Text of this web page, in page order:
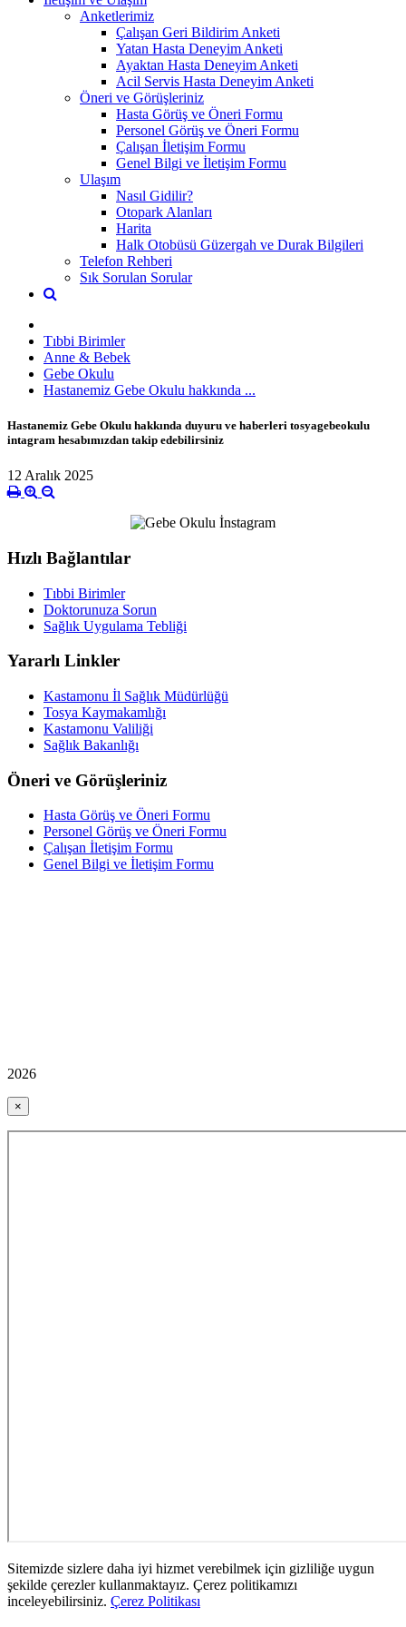
Anketlerimiz
Çalışan Geri Bildirim Anketi
Yatan Hasta Deneyim Anketi
Ayaktan Hasta Deneyim Anketi
Acil Servis Hasta Deneyim Anketi
Öneri ve Görüşleriniz
Hasta Görüş ve Öneri Formu
Personel Görüş ve Öneri Formu
Çalışan İletişim Formu
Genel Bilgi ve İletişim Formu
Ulaşım
Nasıl Gidilir?
Otopark Alanları
Harita
Halk Otobüsü Güzergah ve Durak Bilgileri
Telefon Rehberi
Sık Sorulan Sorular
Tıbbi Birimler
Anne & Bebek
Gebe Okulu
Hastanemiz Gebe Okulu hakkında ...
Hastanemiz Gebe Okulu hakkında duyuru ve haberleri tosyagebeokulu
intagram hesabımızdan takip edebilirsiniz
12 Aralık 2025
Hızlı Bağlantılar
Tıbbi Birimler
Doktorunuza Sorun
Sağlık Uygulama Tebliği
Yararlı Linkler
Kastamonu İl Sağlık Müdürlüğü
Tosya Kaymakamlığı
Kastamonu Valiliği
Sağlık Bakanlığı
Öneri ve Görüşleriniz
Hasta Görüş ve Öneri Formu
Personel Görüş ve Öneri Formu
Çalışan İletişim Formu
Genel Bilgi ve İletişim Formu
2026
×
Sitemizde sizlere daha iyi hizmet verebilmek için gizliliğe uygun
şekilde çerezler kullanmaktayız. Çerez politikamızı
inceleyebilirsiniz. Çerez Politikası